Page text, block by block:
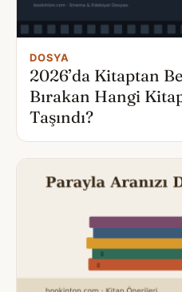
DOSYA
2026’da Kitaptan
Bırakan Hangi
Taşındı?